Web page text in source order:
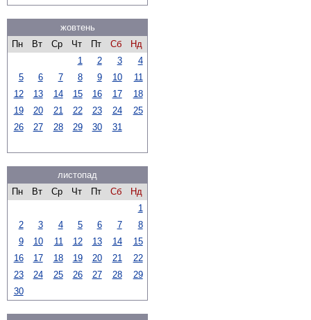
жовтень
Пн
Вт Ср Чт Пт Сб
Нд
1
2 3
4
5
6 7 8 9 10
11
12
13 14 15 16 17
18
19
20 21 22 23 24
25
26
27 28 29 30 31
листопад
Пн
Вт Ср Чт Пт Сб
Нд
1
2
3 4 5 6 7
8
9
10 11 12 13 14
15
16
17 18 19 20 21
22
23
24 25 26 27 28
29
30